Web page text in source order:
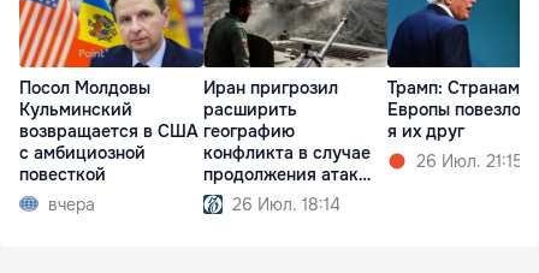
Посол Молдовы
Кульминский
возвращается в США
с амбициозной
повесткой
вчера
Иран пригрозил
расширить
географию
конфликта в случае
продолжения атак
США26 Июл. 18:14
Трамп: Cтранам
Европы повезло,
я их друг
26 Июл. 21:15